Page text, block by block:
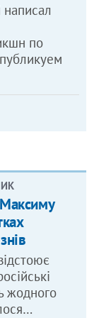
по
жодного